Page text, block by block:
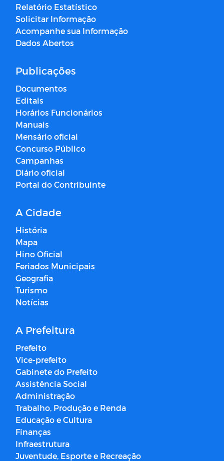
Relatório Estatístico
Solicitar Informação
Acompanhe sua Informação
Dados Abertos
Publicações
Documentos
Editais
Horários Funcionários
Manuais
Mensário oficial
Concurso Público
Campanhas
Diário oficial
Portal do Contribuinte
A Cidade
História
Mapa
Hino Oficial
Feriados Municipais
Geografia
Turismo
Notícias
A Prefeitura
Prefeito
Vice-prefeito
Gabinete do Prefeito
Assistência Social
Administração
Trabalho, Produção e Renda
Educação e Cultura
Finanças
Infraestrutura
Juventude, Esporte e Recreação